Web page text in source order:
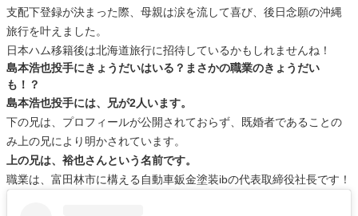
支配下登録が決まった際、母親は涙を流して喜び、後日念願の沖縄
旅行を叶えました。
日本ハム移籍後は北海道旅行に招待しているかもしれませんね！
島本浩也投手にきょうだいはいる？まさかの職業のきょうだい
も！？
島本浩也投手には、兄が2人います。
下の兄は、プロフィールが公開されておらず、既婚者であることの
み上の兄により明かされています。
上の兄は、裕也さんという名前です。
職業は、富田林市に構える自動車鈑金塗装ibの代表取締役社長です！